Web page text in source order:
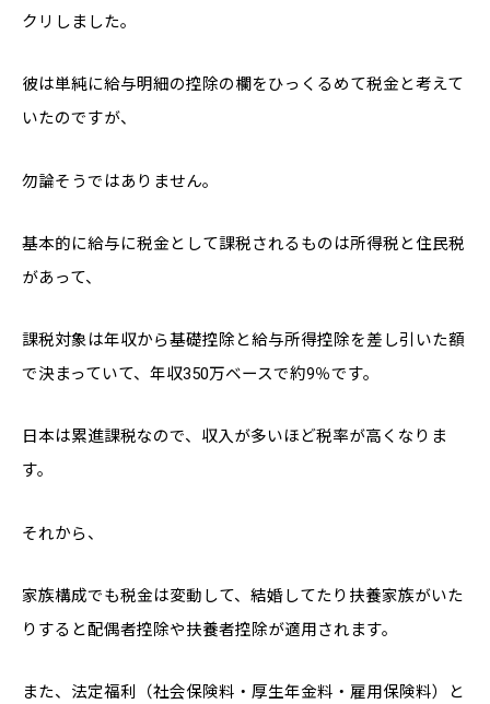
クリしました。
彼は単純に給与明細の控除の欄をひっくるめて税金と考えて
いたのですが、
勿論そうではありません。
基本的に給与に税金として課税されるものは所得税と住民税
があって、
課税対象は年収から基礎控除と給与所得控除を差し引いた額
で決まっていて、年収350万ベースで約9％です。
日本は累進課税なので、収入が多いほど税率が高くなりま
す。
それから、
家族構成でも税金は変動して、結婚してたり扶養家族がいた
りすると配偶者控除や扶養者控除が適用されます。
また、法定福利（社会保険料・厚生年金料・雇用保険料）と